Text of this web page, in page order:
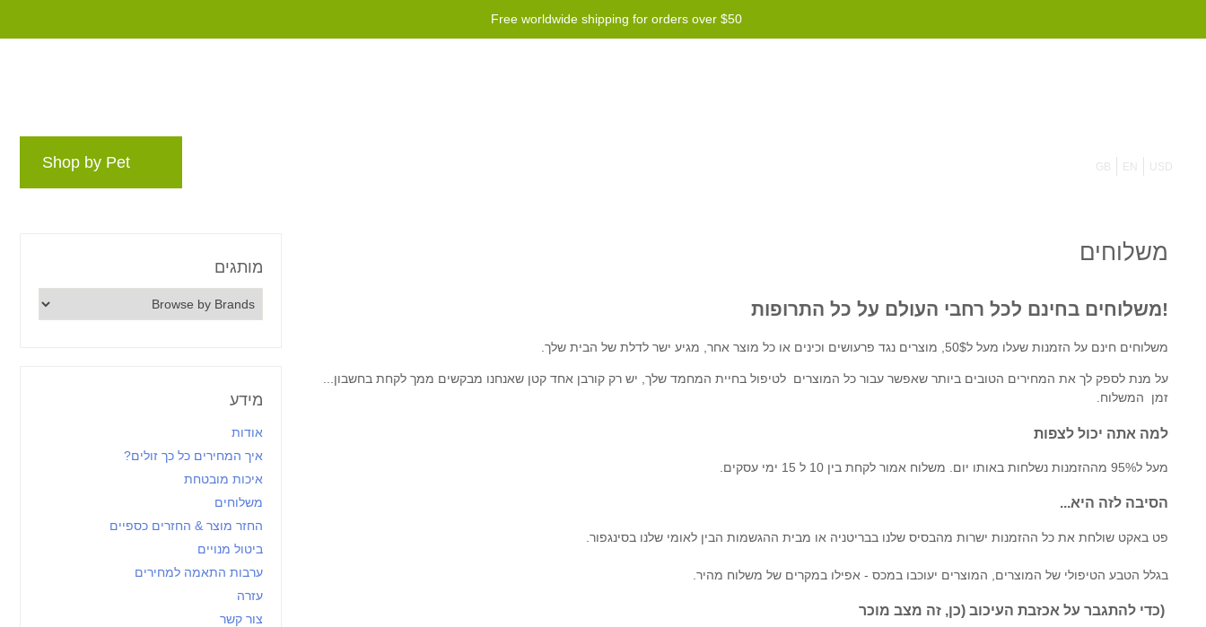
Free worldwide shipping for orders over $50
Shop by Pet GB EN USD
מותגים
מידע
אודות
איך המחירים כל כך זולים?
איכות מובטחת
משלוחים
החזר מוצר & החזרים כספיים
ביטול מנויים
ערבות התאמה למחירים
עזרה
צור קשר
משלוחים
!משלוחים בחינם לכל רחבי העולם על כל התרופות
משלוחים חינם על הזמנות שעלו מעל ל50$, מוצרים נגד פרעושים וכינים או כל מוצר אחר, מגיע ישר לדלת של הבית שלך.
על מנת לספק לך את המחירים הטובים ביותר שאפשר עבור כל המוצרים לטיפול בחיית המחמד שלך, יש רק קורבן אחד קטן שאנחנו מבקשים ממך לקחת בחשבון...
זמן המשלוח.
למה אתה יכול לצפות
מעל ל95% מההזמנות נשלחות באותו יום. משלוח אמור לקחת בין 10 ל 15 ימי עסקים.
הסיבה לזה היא...
פט באקט שולחת את כל ההזמנות ישרות מהבסיס שלנו בבריטניה או מבית ההגשמות הבין לאומי שלנו בסינגפור.
בגלל הטבע הטיפולי של המוצרים, המוצרים יעוכבו במכס - אפילו במקרים של משלוח מהיר.
(כדי להתגבר על אכזבת העיכוב (כן, זה מצב מוכר